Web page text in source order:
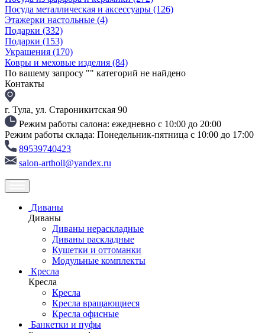
Посуда металлическая и аксессуары (126)
Этажерки настольные (4)
Подарки (332)
Подарки (153)
Украшения (170)
Ковры и меховые изделия (84)
По вашему запросу "" категорий не найдено
Контакты
г. Тула, ул. Староникитская 90
Режим работы салона: ежедневно с 10:00 до 20:00
Режим работы склада: Понедельник-пятница с 10:00 до 17:00
89539740423
salon-artholl@yandex.ru
Диваны
Диваны
Диваны нераскладные
Диваны раскладные
Кушетки и оттоманки
Модульные комплекты
Кресла
Кресла
Кресла
Кресла вращающиеся
Кресла офисные
Банкетки и пуфы